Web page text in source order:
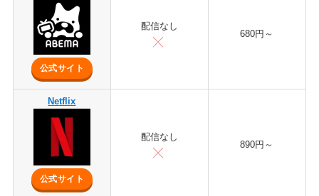
公式サイト
配信なし
680円～
Netflix
公式サイト
配信なし
890円～